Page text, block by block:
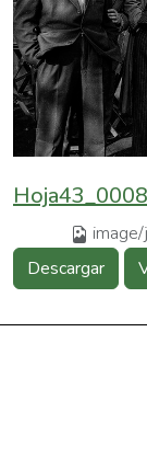
Descargar